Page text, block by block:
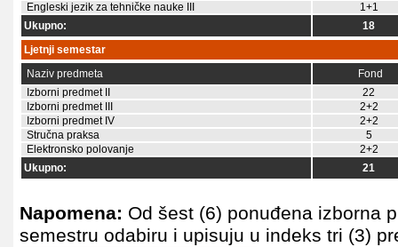
Engleski jezik za tehničke nauke III
1+1
Ukupno:
18
Ljetnji semestar
Naziv predmeta
Fond
Izborni predmet II
22
Izborni predmet III
2+2
Izborni predmet IV
2+2
Stručna praksa
5
Elektronsko polovanje
2+2
Ukupno:
21
Napomena: Od šest (6) ponuđena izborna
semestru odabiru i upisuju u indeks tri (3)